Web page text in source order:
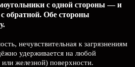
с одной стороны — и
обратной. Обе стороны
нечувствительная к загрязнениям
удерживается на любой
железной) поверхности.